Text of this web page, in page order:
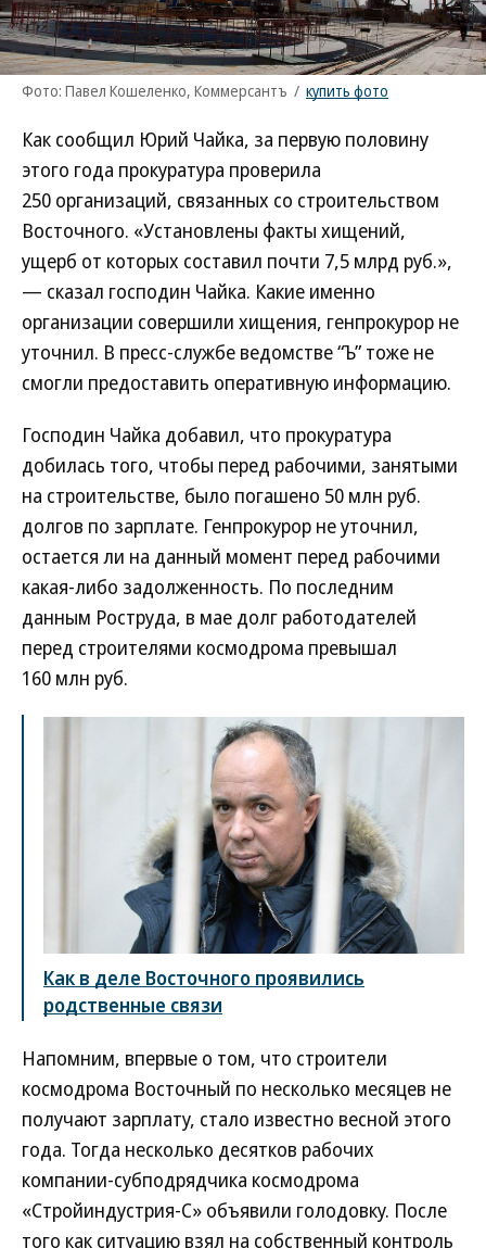
Фото: Павел Кошеленко, Коммерсантъ / купить фото
Как сообщил Юрий Чайка, за первую половину
этого года прокуратура проверила
250 организаций, связанных со строительством
Восточного. «Установлены факты хищений,
ущерб от которых составил почти 7,5 млрд руб.»,
— сказал господин Чайка. Какие именно
организации совершили хищения, генпрокурор не
уточнил. В пресс-службе ведомстве “Ъ” тоже не
смогли предоставить оперативную информацию.
Господин Чайка добавил, что прокуратура
добилась того, чтобы перед рабочими, занятыми
на строительстве, было погашено 50 млн руб.
долгов по зарплате. Генпрокурор не уточнил,
остается ли на данный момент перед рабочими
какая-либо задолженность. По последним
данным Роструда, в мае долг работодателей
перед строителями космодрома превышал
160 млн руб.
Как в деле Восточного проявились
родственные связи
Напомним, впервые о том, что строители
космодрома Восточный по несколько месяцев не
получают зарплату, стало известно весной этого
года. Тогда несколько десятков рабочих
компании-субподрядчика космодрома
«Стройиндустрия-С» объявили голодовку. После
того как ситуацию взял на собственный контроль